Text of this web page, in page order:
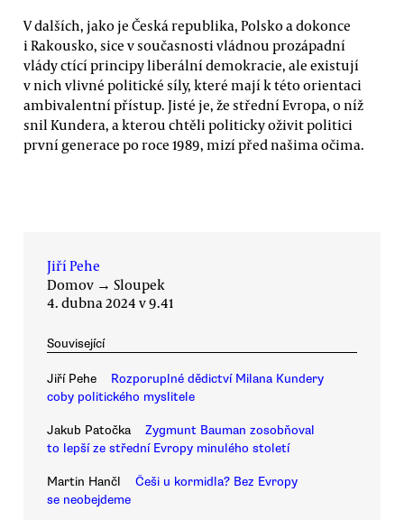
V dalších, jako je Česká republika, Polsko a dokonce
i Rakousko, sice v současnosti vládnou prozápadní
vlády ctící principy liberální demokracie, ale existují
v nich vlivné politické síly, které mají k této orientaci
ambivalentní přístup. Jisté je, že střední Evropa, o níž
snil Kundera, a kterou chtěli politicky oživit politici
první generace po roce 1989, mizí před našima očima.
Jiří Pehe
Domov → Sloupek
4. dubna 2024 v 9.41
Související
Jiří Pehe
Rozporuplné dědictví Milana Kundery
coby politického myslitele
Jakub Patočka
Zygmunt Bauman zosobňoval
to lepší ze střední Evropy minulého století
Martin Hančl
Češi u kormidla? Bez Evropy
se neobejdeme